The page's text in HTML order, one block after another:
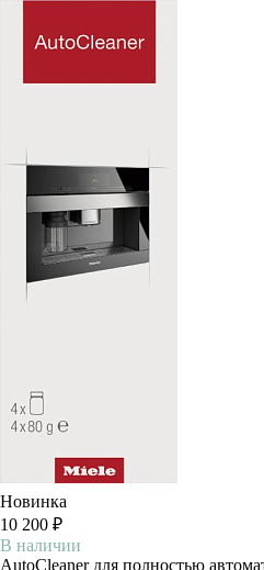
Новинка
10 200 ₽
В наличии
AutoCleaner для полностью